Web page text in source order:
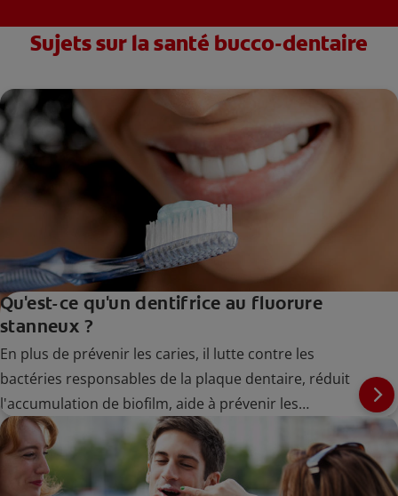
Sujets sur la santé bucco-dentaire
Qu'est-ce qu'un dentifrice au fluorure
stanneux ?
En plus de prévenir les caries, il lutte contre les
bactéries responsables de la plaque dentaire, réduit
l'accumulation de biofilm, aide à prévenir les
gingivites à un stade précoce et aide à soulager la
sensibilité dentaire.